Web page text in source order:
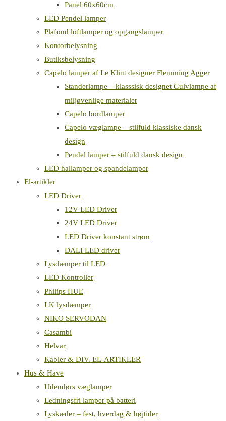
Panel 60x60cm
LED Pendel lamper
Plafond loftlamper og opgangslamper
Kontorbelysning
Butiksbelysning
Capelo lamper af Le Klint designer Flemming Agger
Standerlampe – klasssisk designet Gulvlampe af
miljøvenlige materialer
Capelo bordlamper
Capelo væglampe – stilfuld klassiske dansk
design
Pendel lamper – stilfuld dansk design
LED hallamper og spandelamper
El-artikler
LED Driver
12V LED Driver
24V LED Driver
LED Driver konstant strøm
DALI LED driver
Lysdæmper til LED
LED Kontroller
Philips HUE
LK lysdæmper
NIKO SERVODAN
Casambi
Helvar
Kabler & DIV. EL-ARTIKLER
Hus & Have
Udendørs væglamper
Ledningsfri lamper på batteri
Lyskæder – fest, hverdag & højtider